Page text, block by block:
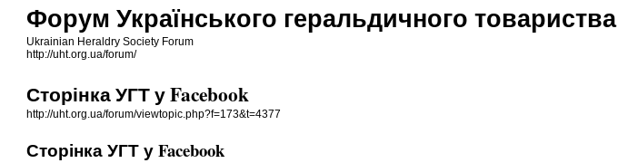
Форум Українського геральдичного товариства
Ukrainian Heraldry Society Forum
http://uht.org.ua/forum/
Сторінка УГТ у Facebook
http://uht.org.ua/forum/viewtopic.php?f=173&t=4377
Сторінка УГТ у Facebook